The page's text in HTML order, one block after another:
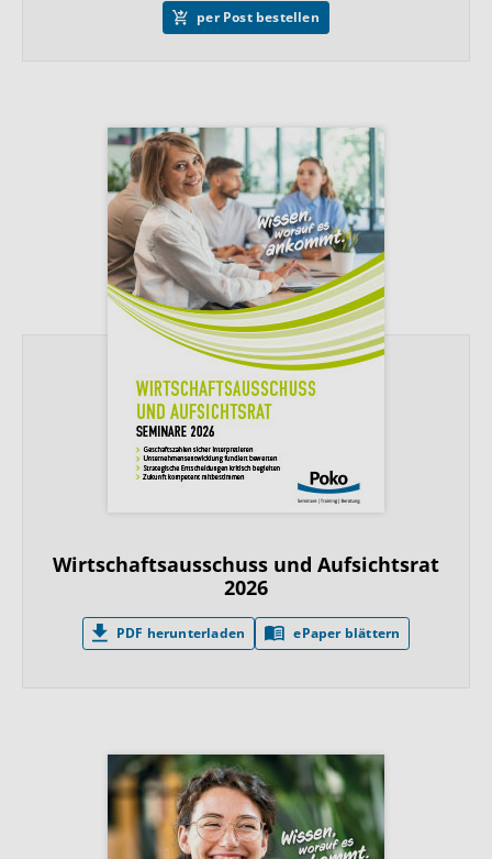
per Post bestellen
Wirtschaftsausschuss und Aufsichtsrat
2026
PDF herunterladen ePaper blättern